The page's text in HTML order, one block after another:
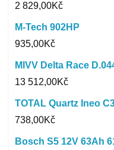
2 829,00Kč
M-Tech 902HP
935,00Kč
MIVV Delta Race
13 512,00Kč
TOTAL Quartz Ineo C3
738,00Kč
Bosch S5 12V 63Ah